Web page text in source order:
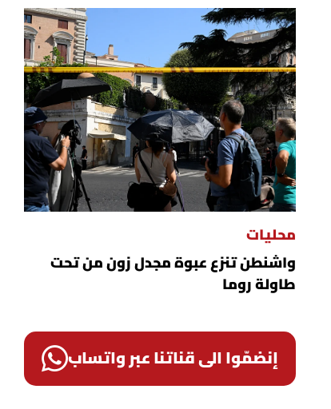
محليات
واشنطن تنزع عبوة مجدل زون من تحت
طاولة روما
إنضمّوا الى قناتنا عبر واتساب